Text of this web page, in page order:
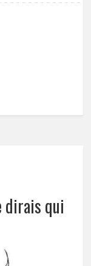
dirais qui